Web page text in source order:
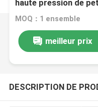
haute pression de
MOQ：1 ensemble
meilleur prix
DESCRIPTION DE